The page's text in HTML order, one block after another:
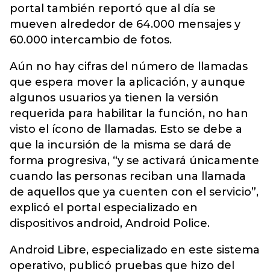
portal también reportó que al día se
mueven alrededor de 64.000 mensajes y
60.000 intercambio de fotos.
Aún no hay cifras del número de llamadas
que espera mover la aplicación, y aunque
algunos usuarios ya tienen la versión
requerida para habilitar la función, no han
visto el ícono de llamadas. Esto se debe a
que la incursión de la misma se dará de
forma progresiva, “y se activará únicamente
cuando las personas reciban una llamada
de aquellos que ya cuenten con el servicio”,
explicó el portal especializado en
dispositivos android, Android Police.
Android Libre, especializado en este sistema
operativo, publicó pruebas que hizo del